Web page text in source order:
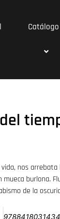
Catálogo
nos
mueca burlona.
de la
9788418031434